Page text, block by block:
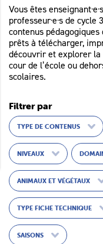
Vous êtes
professeur·e·s de
contenus
prêts à télécharger,
découvrir et explorer la
cour de l’école ou
scolaires.
Filtrer par
TYPE DE CONTENUS
NIVEAUX
ANIMAUX ET VÉGÉTAUX
TYPE FICHE TECHNIQUE
SAISONS